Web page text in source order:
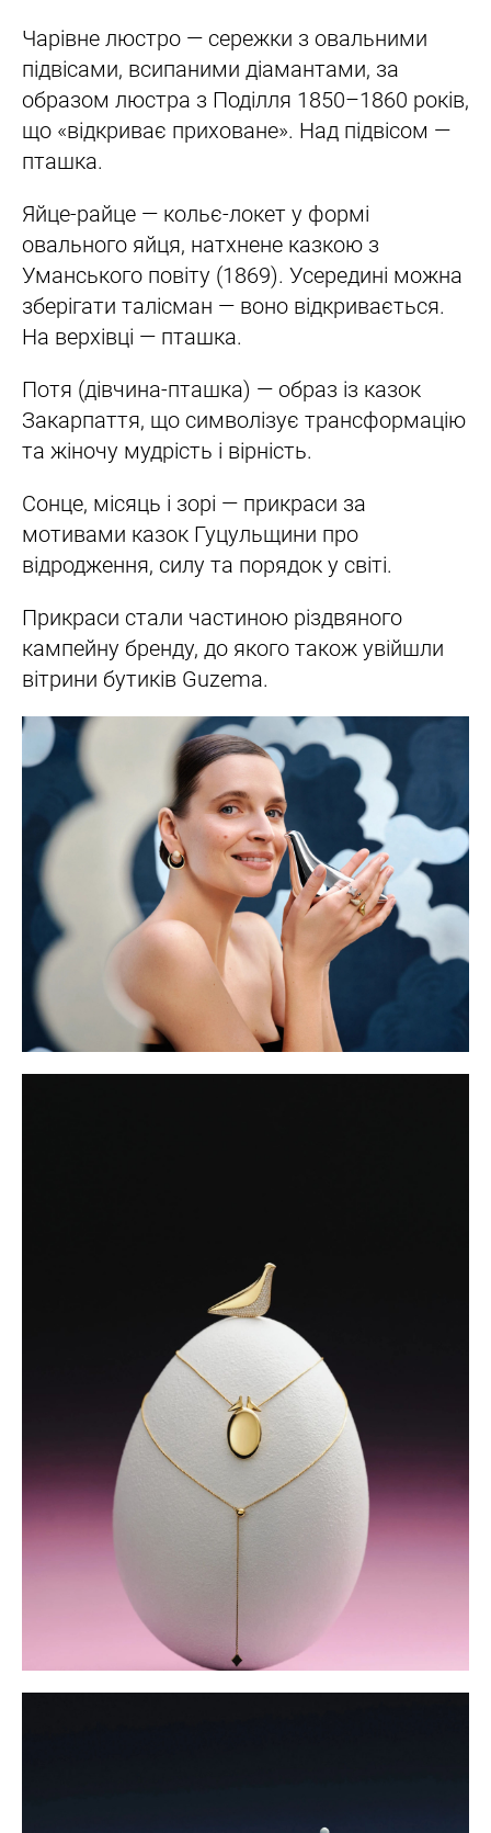
Чарівне люстро — сережки з овальними
підвісами, всипаними діамантами, за
образом люстра з Поділля 1850–1860 років,
що «відкриває приховане». Над підвісом —
пташка.
Яйце-райце — кольє-локет у формі
овального яйця, натхнене казкою з
Уманського повіту (1869). Усередині можна
зберігати талісман — воно відкривається.
На верхівці — пташка.
Потя (дівчина-пташка) — образ із казок
Закарпаття, що символізує трансформацію
та жіночу мудрість і вірність.
Сонце, місяць і зорі — прикраси за
мотивами казок Гуцульщини про
відродження, силу та порядок у світі.
Прикраси стали частиною різдвяного
кампейну бренду, до якого також увійшли
вітрини бутиків Guzema.